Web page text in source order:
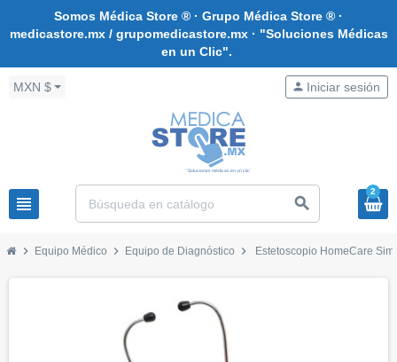
Somos Médica Store ® · Grupo Médica Store ® ·
medicastore.mx / grupomedicastore.mx · "Soluciones Médicas
en un Clic".
MXN $
view_headline search
person Iniciar sesión
2
chevron_right Equipo Médico chevron_right Equipo de Diagnóstico chevron_right Estetoscopio HomeCare